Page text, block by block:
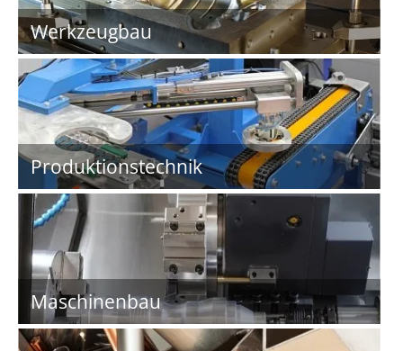
Werkzeugbau
Produktionstechnik
Maschinenbau